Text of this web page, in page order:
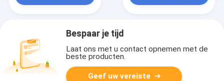
Bespaar je tijd
Laat ons met u contact opnemen met de
beste producten.
Geef uw vereiste